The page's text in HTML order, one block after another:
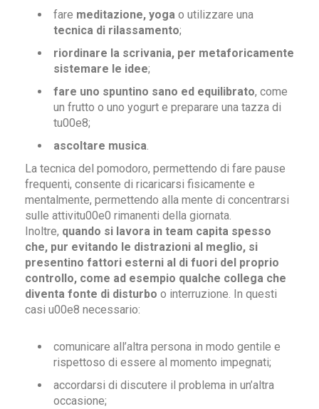
fare meditazione, yoga o utilizzare una
tecnica di rilassamento;
riordinare la scrivania, per metaforicamente
sistemare le idee;
fare uno spuntino sano ed equilibrato, come
un frutto o uno yogurt e preparare una tazza di
tu00e8;
ascoltare musica.
La tecnica del pomodoro, permettendo di fare pause
frequenti, consente di ricaricarsi fisicamente e
mentalmente, permettendo alla mente di concentrarsi
sulle attivitu00e0 rimanenti della giornata.
Inoltre, quando si lavora in team capita spesso
che, pur evitando le distrazioni al meglio, si
presentino fattori esterni al di fuori del proprio
controllo, come ad esempio qualche collega che
diventa fonte di disturbo o interruzione. In questi
casi u00e8 necessario:
comunicare all’altra persona in modo gentile e
rispettoso di essere al momento impegnati;
accordarsi di discutere il problema in un’altra
occasione;